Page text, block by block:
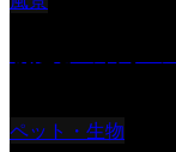
ペット・生物